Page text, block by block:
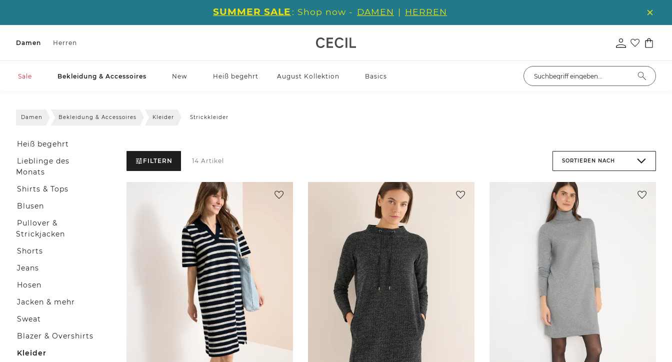
SUMMER SALE : Shop now - DAMEN | HERREN
Damen Herren
Sale Bekleidung & Accessoires New Heiß begehrt August Kollektion Basics
Damen Bekleidung & Accessoires Kleider Strickkleider
Heiß begehrt
Lieblinge des
Monats
Shirts & Tops
Blusen
Pullover &
Strickjacken
Shorts
Jeans
Hosen
Jacken & mehr
Sweat
Blazer & Overshirts
Kleider
FILTERN 14 Artikel SORTIEREN NACH